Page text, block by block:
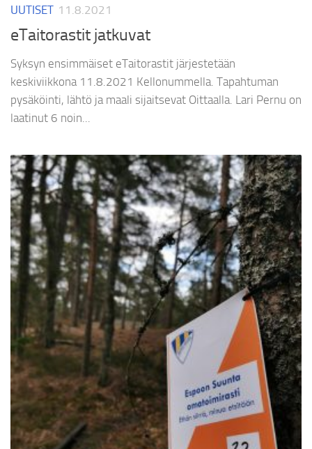
UUTISET 11.8.2021
eTaitorastit jatkuvat
Syksyn ensimmäiset eTaitorastit järjestetään
keskiviikkona 11.8.2021 Kellonummella. Tapahtuman
pysäköinti, lähtö ja maali sijaitsevat Oittaalla. Lari Pernu on
laatinut 6 noin...